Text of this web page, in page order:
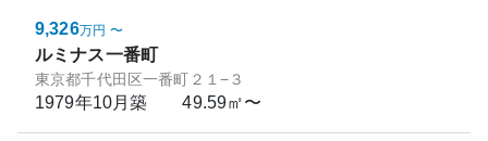
9,326万円 〜
ルミナス一番町
東京都千代田区一番町２１−３
1979年10月築 49.59㎡〜